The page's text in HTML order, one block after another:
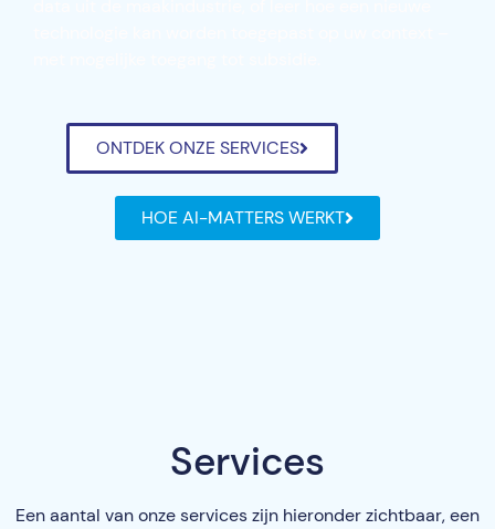
ONTDEK ONZE SERVICES
HOE AI-MATTERS WERKT
Services
Een aantal van onze services zijn hieronder zichtbaar, een